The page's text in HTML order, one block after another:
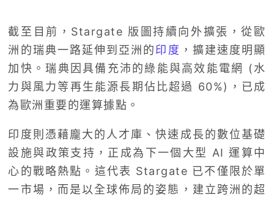
截至目前，Stargate 版圖持續向外擴張，從歐
洲的瑞典一路延伸到亞洲的印度 ，擴建速度明顯
加快。瑞典因具備充沛的綠能與高效能電網 (水
力與風力等再生能源長期佔比超過 60%)，已成
為歐洲重要的運算據點。
印度則憑藉龐大的人才庫、快速成長的數位基礎
設施與政策支持，正成為下一個大型 AI 運算中
心的戰略熱點。這代表 Stargate 已不僅限於單
一市場，而是以全球佈局的姿態，建立跨洲的超